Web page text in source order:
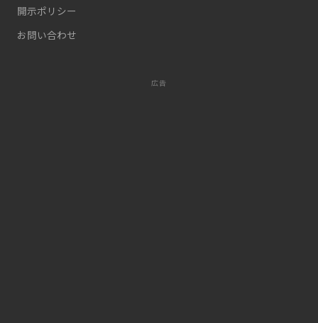
開示ポリシー
お問い合わせ
広告